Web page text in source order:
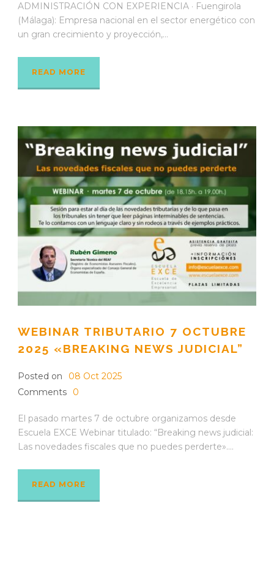
ADMINISTRACIÓN CON EXPERIENCIA · Fuengirola
(Málaga): Empresa nacional en el sector energético con
un gran crecimiento y proyección,...
READ MORE
WEBINAR TRIBUTARIO 7 OCTUBRE
2025 «BREAKING NEWS JUDICIAL”
Posted on
08 Oct 2025
Comments
0
El pasado martes 7 de octubre organizamos desde
Escuela EXCE Webinar titulado: “Breaking news judicial:
Las novedades fiscales que no puedes perderte»....
READ MORE